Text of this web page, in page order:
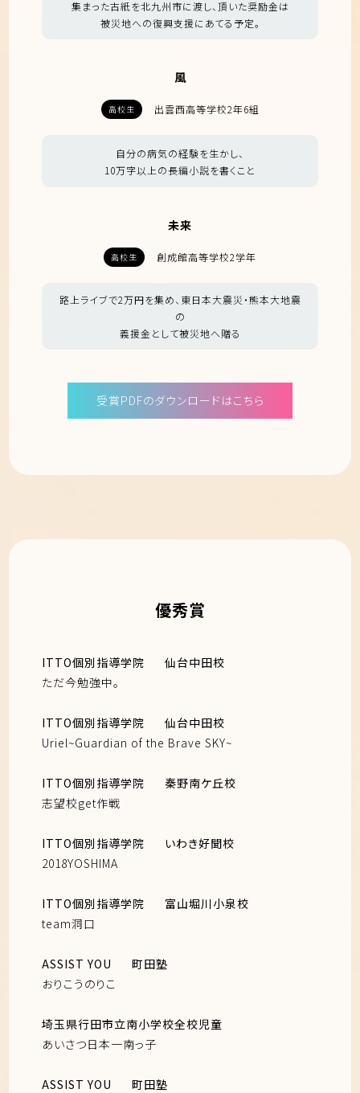
集まった古紙を北九州市に渡し、頂いた奨励金は
被災地への復興支援にあてる予定。
風
高校生 出雲西高等学校2年6組
自分の病気の経験を生かし、
10万字以上の長編小説を書くこと
未来
高校生 創成館高等学校2学年
路上ライブで2万円を集め、東日本大震災・熊本大地震
の
義援金として被災地へ贈る
受賞PDFのダウンロードはこちら
優秀賞
ITTO個別指導学院
仙台中田校
ただ今勉強中。
ITTO個別指導学院
仙台中田校
Uriel~Guardian of the Brave SKY~
ITTO個別指導学院
秦野南ケ丘校
志望校get作戦
ITTO個別指導学院
いわき好聞校
2018YOSHIMA
ITTO個別指導学院
富山堀川小泉校
team洞口
ASSIST YOU
町田塾
おりこうのりこ
埼玉県行田市立南小学校全校児童
あいさつ日本一南っ子
ASSIST YOU
町田塾